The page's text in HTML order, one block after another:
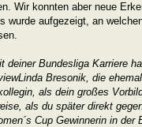
Wir konnten aber neue
wurde aufgezeigt, an
deiner Bundesliga Karriere
Bresonik, die
als dein großes
als du später direkt
Cup Gewinnerin in